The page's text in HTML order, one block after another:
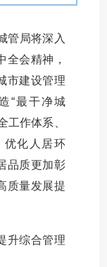
局将深入
全会精神，
市建设管理
“最干净城
工作体系、
优化人居环
品质更加彰
质量发展提
综合管理